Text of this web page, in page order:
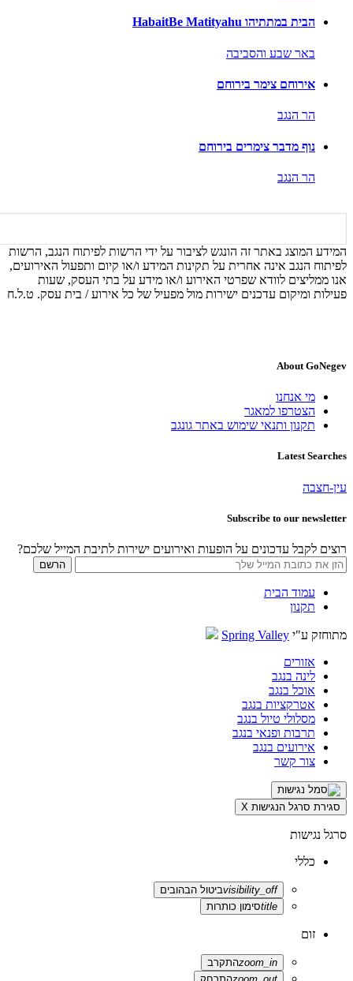
הבית במתתיהו HabaitBe Matityahu
באר שבע והסביבה
אירוחם צימר בירוחם
הר הנגב
נוף מדבר צימרים בירוחם
הר הנגב
המידע המוצג באתר זה הונגש לציבור על ידי הרשות לפיתוח הנגב, הרשות
לפיתוח הנגב אינה אחרית על תקינות המידע ו/או קיום ותפעול האירועים,
אנו ממליצים לוודא שפרטי האירוע ו/או מידע על בתי העסק, שעות
פעילות ומיקום עדכנים ישירות מול מפעיל של כל אירוע / בית עסק. ט.ל.ח
About GoNegev
מי אנחנו
הצטרפו למאגר
תקנון ותנאי שימוש באתר גונגב
Latest Searches
עין-חצבה
Subscribe to our newsletter
רוצים לקבל עדכונים על הופעות ואירועים ישירות לתיבת המייל שלכם?
עמוד הבית
תקנון
מתוחזק ע"י Spring Valley
אזורים
לינה בנגב
אוכל בנגב
אטרקציות בנגב
מסלולי טיול בנגב
תרבות ופנאי בנגב
אירועים בנגב
צור קשר
סגירת סרגל הנגישות X
סרגל נגישות
כללי
visibility_offביטול הבהובים
titleסימון כותרות
זום
zoom_inהתקרב